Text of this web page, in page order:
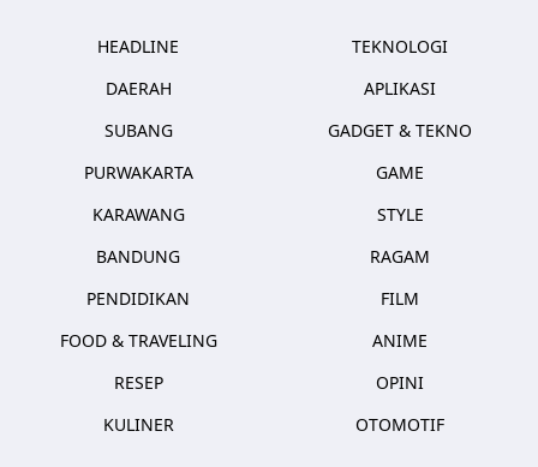
HEADLINE
DAERAH
SUBANG
PURWAKARTA
KARAWANG
BANDUNG
PENDIDIKAN
FOOD & TRAVELING
RESEP
KULINER
TEKNOLOGI
APLIKASI
GADGET & TEKNO
GAME
STYLE
RAGAM
FILM
ANIME
OPINI
OTOMOTIF